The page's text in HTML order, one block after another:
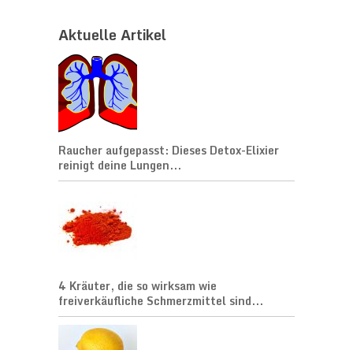
Aktuelle Artikel
Raucher aufgepasst: Dieses Detox-Elixier
reinigt deine Lungen...
4 Kräuter, die so wirksam wie
freiverkäufliche Schmerzmittel sind...